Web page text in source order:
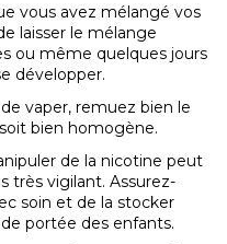
vous avez mélangé vos
laisser le mélange
ou même quelques jours
développer.
vaper, remuez bien le
bien homogène.
de la nicotine peut
très vigilant. Assurez-
soin et de la stocker
portée des enfants.